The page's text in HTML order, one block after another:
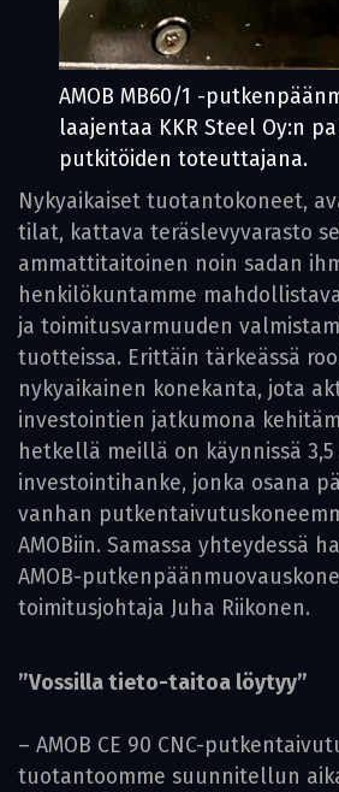
AMOB MB60/1 -
laajentaa KKR Steel Oy:n
putkitöiden toteuttajana.
Nykyaikaiset tuotantokoneet,
tilat, kattava teräslevyvarasto
ammattitaitoinen noin sadan
henkilökuntamme
ja toimitusvarmuuden
tuotteissa. Erittäin tärkeässä
nykyaikainen konekanta, jota
investointien jatkumona
hetkellä meillä on käynnissä
investointihanke, jonka osana
vanhan
AMOBiin. Samassa yhteydessä
AMOB-
toimitusjohtaja Juha Riikonen.
”Vossilla tieto-taitoa löytyy”
– AMOB CE 90 CNC-
tuotantoomme suunnitellun